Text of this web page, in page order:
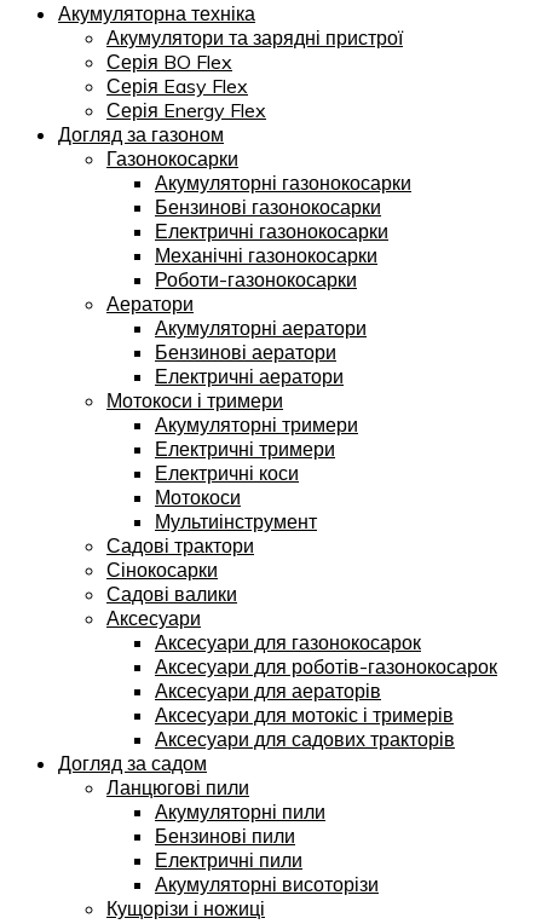
Акумуляторна техніка
Акумулятори та зарядні пристрої
Серія BO Flex
Серія Easy Flex
Серія Energy Flex
Догляд за газоном
Газонокосарки
Акумуляторні газонокосарки
Бензинові газонокосарки
Електричні газонокосарки
Механічні газонокосарки
Роботи-газонокосарки
Аератори
Акумуляторні аератори
Бензинові аератори
Електричні аератори
Мотокоси і тримери
Акумуляторні тримери
Електричні тримери
Електричні коси
Мотокоси
Мультиінструмент
Садові трактори
Сінокосарки
Садові валики
Аксесуари
Аксесуари для газонокосарок
Аксесуари для роботів-газонокосарок
Аксесуари для аераторів
Аксесуари для мотокіс і тримерів
Аксесуари для садових тракторів
Догляд за садом
Ланцюгові пили
Акумуляторні пили
Бензинові пили
Електричні пили
Акумуляторні висоторізи
Кущорізи і ножиці